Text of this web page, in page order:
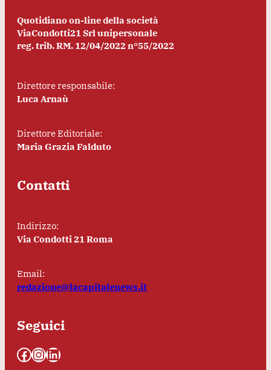
Quotidiano on-line della società
ViaCondotti21 Srl unipersonale
reg. trib. RM. 12/04/2022 n°55/2022
Direttore responsabile:
Luca Arnaù
Direttore Editoriale:
Maria Grazia Falduto
Contatti
Indirizzo:
Via Condotti 21 Roma
Email:
redazione@lacapitalenews.it
Seguici
Facebook InstagramLinkedIn